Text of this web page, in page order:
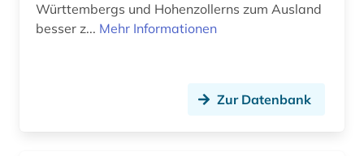
baustoffe (1)
Württembergs und Hohenzollerns zum Ausland
besser z... Mehr Informationen
Zur Datenbank